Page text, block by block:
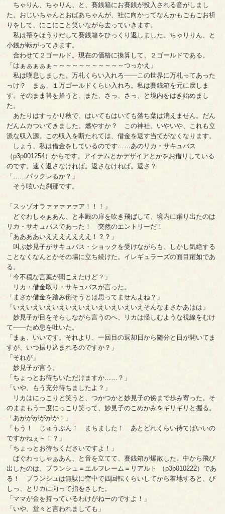
ちゃりん、ちゃりん、と、賽銭箱にお賽銭が投入される音がしまし
た。おじいちゃんとおばあちゃんが、社に向かってなんかもごもごお祈
りをして、にこにこと笑いながら去っていきます。
私は箒をほうりだして賽銭箱をひっくり返しました。ちゃりりん、と
小銭が転がってきます。
合わせて２ゴールド。現在の価格に換算して、２ゴールドである。
「はぁぁぁぁぁ～～～～～～～～～～～つっかえ」
私は嘆息しました。万札くらい入れろ――この世界に万札ってあった
っけ？ まぁ、１万ゴールドくらい入れろ。私は賽銭箱を元に戻しま
す。そのまま箒を拾うと、また、さっ、さっ、と境内をはき始めまし
た。
あたりはすっかり秋で、はいてもはいても落ち葉は消えません。だん
だんムカついてきました。燃やすか？ この神社。いやいや、これも立
派な収入源。この収入を断たれては、借金を返す当てがなくなります。
しょう、私は借金をしているのです……あのリカ・サキュバス
（p3p001254）からです。アイテムとかデザイアとかをお借りしている
のです。速く返さなければ。返さなければ。返さ？
「……バックレるか？」
そう呟いた刹那です。
「スッゾオラァァァァァア！！！」
どぐわしゃぁあん、と本殿の扉を吹き飛ばして、境内に躍り出たのは
リカ・サキュバスであった！ 突然のエントリーだ！
「ああああいえええええええ！？？」
叫ぶ妙見子がサキュバス・ショックを受けながらも、しかし気絶する
ことなくなんとかその場に立ち続けた。イレギュラーズの面目躍如であ
る。
「今不穏な言葉が聞こえたけど？」
リカ・借金取り・サキュバスが言った。
「まさか借金を踏み倒そうとは思ってませんよね？」
「いえいえいえいえいえいえいえいえいえいえそんなまさかあはは」
妙見子が目をそらしながら言うのへ、リカは怪しむような視線をむけ
て――ため息を吐いた。
「まぁ、いいです。それより、一回目の返却日から随分と日が開いてま
すが、いつ振り込まれるのですか？」
「それが」
妙見子が言う。
「ちょっとお待ちいただけますか……？」
「いや、もう充分待ちましたよ？」
リカはにっこりと笑うと、つかつかと妙見子の傍まで歩み寄った。そ
のままもう一度にっこり笑って、妙見子のこめかみをギリギリと握る。
「あがががががが！」
「もう！ じゅうぶん！ まちました！ あとどれくらい待てばいいの
ですかねぇ～！？」
「ちょっとお待ちくださいですよ！」
ばぐわっしゃぁあん、と音を立てて、賽銭箱が爆散した。中から飛び
出したのは、ブランシュ＝エルフレーム＝リアルト （p3p010222）であ
る！ ブランシュは無駄に空中で四回転くらいしてから着地すると、び
しっ、とリカに向って指をさした。
「ママが金を持っているわけがねーのですよ！」
「いや、堂々と言われましても」